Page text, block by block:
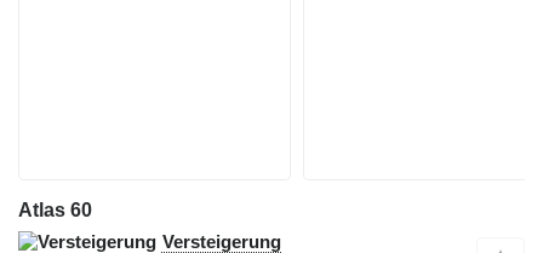
Atlas 60
Versteigerung